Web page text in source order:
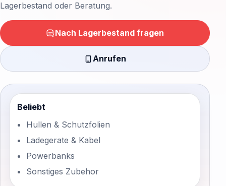
Lagerbestand oder Beratung.
Nach Lagerbestand fragen
Anrufen
Beliebt
Hullen & Schutzfolien
Ladegerate & Kabel
Powerbanks
Sonstiges Zubehor